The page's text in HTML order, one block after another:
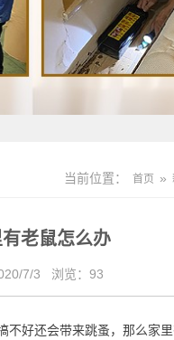
当前位置： 首页 »
老鼠怎么办
7/3 浏览： 93
好还会带来跳蚤，那么家里